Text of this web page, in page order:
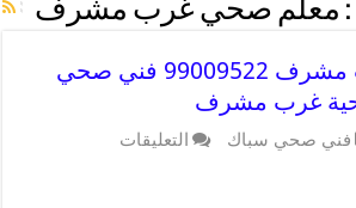
معلم صحي غرب مشرف
رقم صحي غرب مشرف 99009522 فني صحي
غرب مشرف
فني صحي سباك التعليقات